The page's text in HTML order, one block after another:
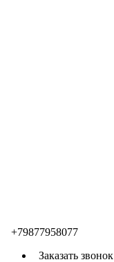
+79877958077
Заказать звонок